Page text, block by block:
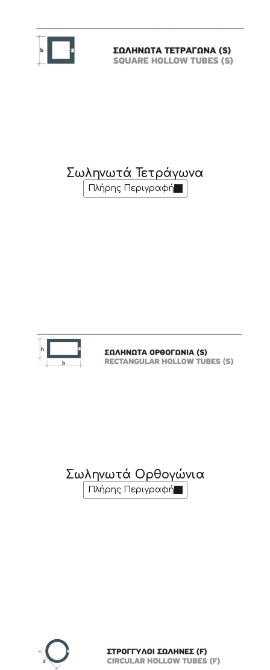
Σωληνωτά Τετράγωνα
Πλήρης Περιγραφή
Σωληνωτά Ορθογώνια
Πλήρης Περιγραφή